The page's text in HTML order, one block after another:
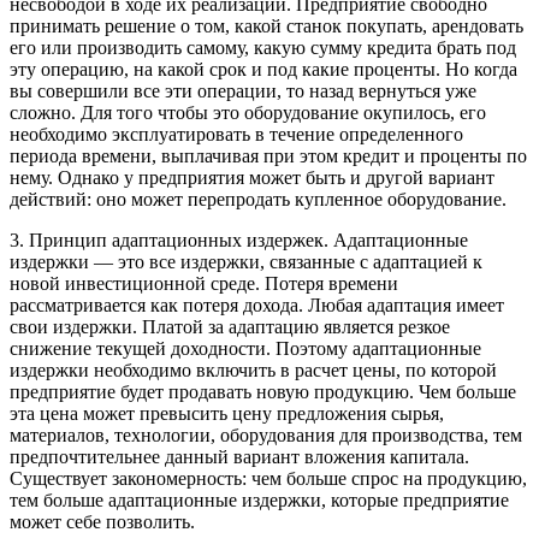
принимать решение о том, какой станок покупать, арендовать
его или производить самому, какую сумму кредита брать под
эту операцию, на какой срок и под какие проценты. Но когда
вы совершили все эти операции, то назад вернуться уже
сложно. Для того чтобы это оборудование окупилось, его
необходимо эксплуатировать в течение определенного
периода времени, выплачивая при этом кредит и проценты по
нему. Однако у предприятия может быть и другой вариант
действий: оно может перепродать купленное оборудование.
3. Принцип адаптационных издержек. Адаптационные
издержки — это все издержки, связанные с адаптацией к
новой инвестиционной среде. Потеря времени
рассматривается как потеря дохода. Любая адаптация имеет
свои издержки. Платой за адаптацию является резкое
снижение текущей доходности. Поэтому адаптационные
издержки необходимо включить в расчет цены, по которой
предприятие будет продавать новую продукцию. Чем больше
эта цена может превысить цену предложения сырья,
материалов, технологии, оборудования для производства, тем
предпочтительнее данный вариант вложения капитала.
Существует закономерность: чем больше спрос на продукцию,
тем больше адаптационные издержки, которые предприятие
может себе позволить.